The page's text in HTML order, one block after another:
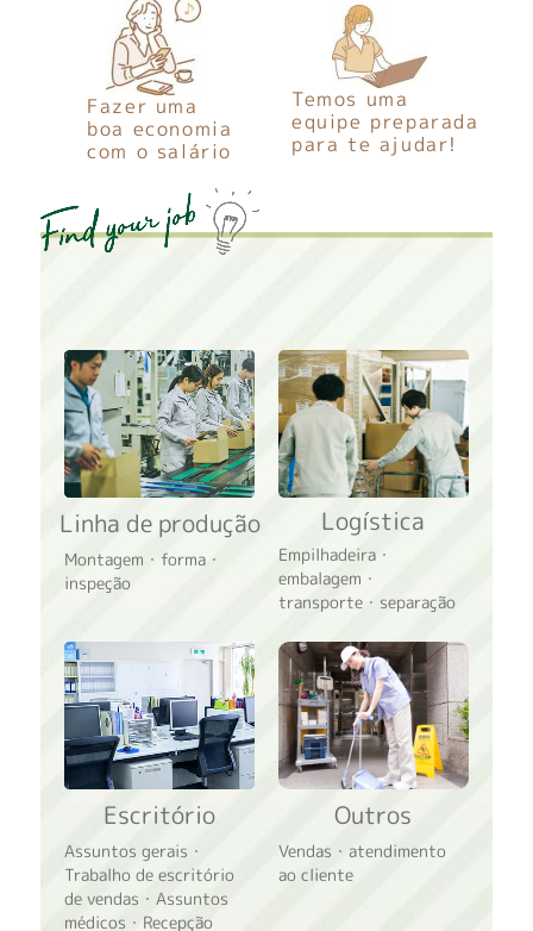
Fazer uma
boa economia
com o salário
Temos uma
equipe preparada
para te ajudar!
Linha de produção
Montagem・forma・
inspeção
Logística
Empilhadeira・
embalagem・
transporte・separação
Escritório
Assuntos gerais・
Trabalho de escritório
de vendas・Assuntos
médicos・Recepção
Outros
Vendas・atendimento
ao cliente